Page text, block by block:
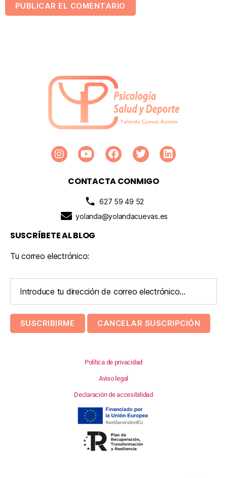
CONTACTA CONMIGO
627 59 49 52
yolanda@yolandacuevas.es
SUSCRÍBETE AL BLOG
Tu correo electrónico:
Política de privacidad
Aviso legal
Declaración de accesibilidad